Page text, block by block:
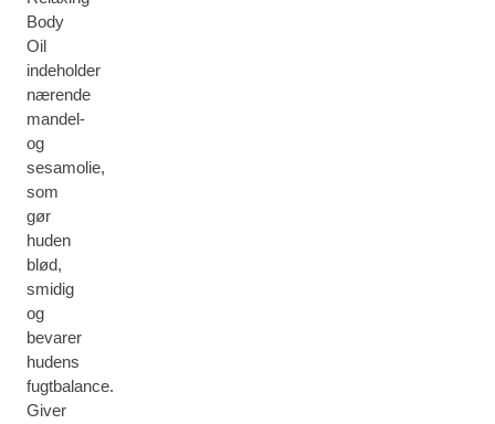
Body
Oil
indeholder
nærende
mandel-
og
sesamolie,
som
gør
huden
blød,
smidig
og
bevarer
hudens
fugtbalance.
Giver